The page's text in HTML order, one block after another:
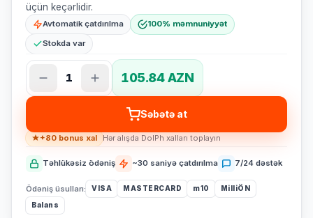
üçün keçərlidir.
Avtomatik çatdırılma
100% məmnuniyyət
Stokda var
1 105.84 AZN
Səbətə at
+80 bonus xal Hər alışda DolPh xalları toplayın
Təhlükəsiz ödəniş ~30 saniyə çatdırılma 7/24 dəstək
Ödəniş üsulları: VISA MASTERCARD m10
MilliÖN
Balans